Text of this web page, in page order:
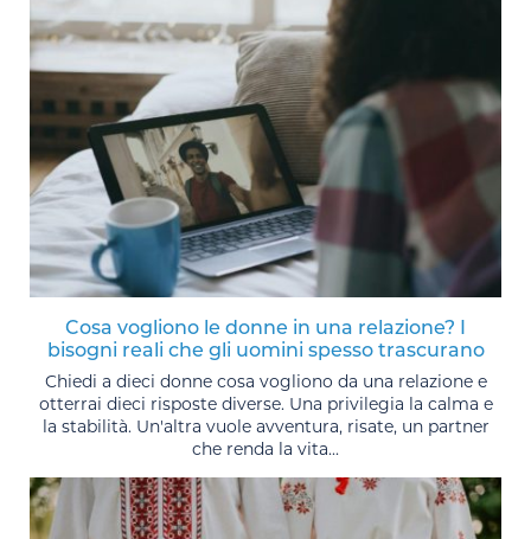
Cosa vogliono le donne in una relazione? I
bisogni reali che gli uomini spesso trascurano
Chiedi a dieci donne cosa vogliono da una relazione e
otterrai dieci risposte diverse. Una privilegia la calma e
la stabilità. Un'altra vuole avventura, risate, un partner
che renda la vita...